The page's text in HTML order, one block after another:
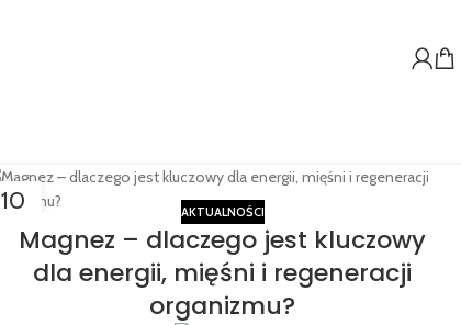
10 AKTUALNOŚCI
Magnez – dlaczego jest kluczowy
dla energii, mięśni i regeneracji
organizmu?